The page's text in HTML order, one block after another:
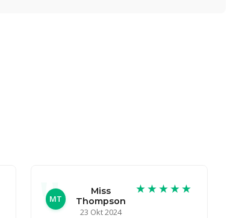
MT
Miss
Thompson
23 Okt 2024
★★★★★